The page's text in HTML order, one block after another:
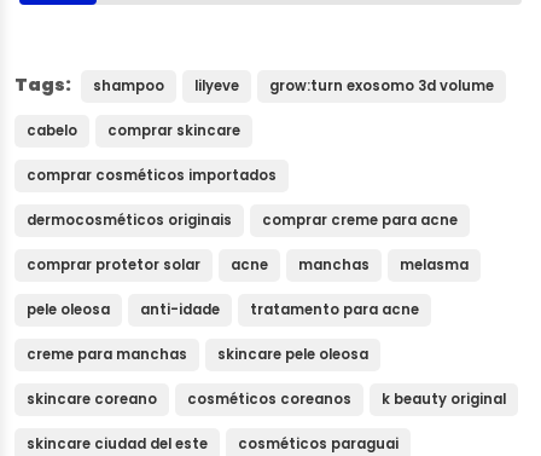
Tags: shampoo lilyeve grow:turn exosomo 3d volume
cabelo comprar skincare
comprar cosméticos importados
dermocosméticos originais comprar creme para acne
comprar protetor solar acne manchas melasma
pele oleosa anti-idade tratamento para acne
creme para manchas skincare pele oleosa
skincare coreano cosméticos coreanos k beauty original
skincare ciudad del este cosméticos paraguai